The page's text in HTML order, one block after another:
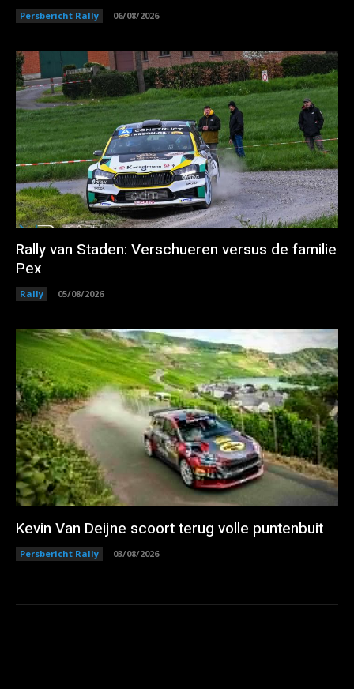
Persbericht Rally 06/08/2026
Rally van Staden: Verschueren versus de familie
Pex
Rally 05/08/2026
Kevin Van Deijne scoort terug volle puntenbuit
Persbericht Rally 03/08/2026